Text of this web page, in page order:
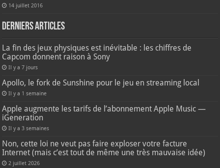
14 juillet 2016
Derniers articles
La fin des jeux physiques est inévitable : les chiffres de
Capcom donnent raison à Sony
Il y a 7 jours
Apollo, le fork de Sunshine pour le jeu en streaming local
Il y a 1 semaine
Apple augmente les tarifs de l’abonnement Apple Music —
iGeneration
Il y a 3 semaines
Non, cette loi ne veut pas faire exploser votre facture
Internet (mais c’est tout de même une très mauvaise idée)
2 juillet 2026